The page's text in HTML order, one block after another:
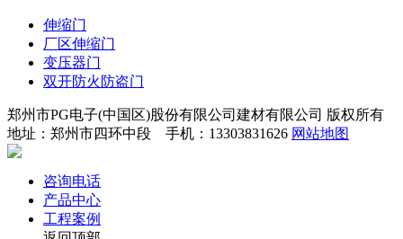
伸缩门
厂区伸缩门
变压器门
双开防火防盗门
郑州市PG电子(中国区)股份有限公司建材有限公司 版权所有
地址：郑州市四环中段 手机：13303831626 网站地图
咨询电话
产品中心
工程案例